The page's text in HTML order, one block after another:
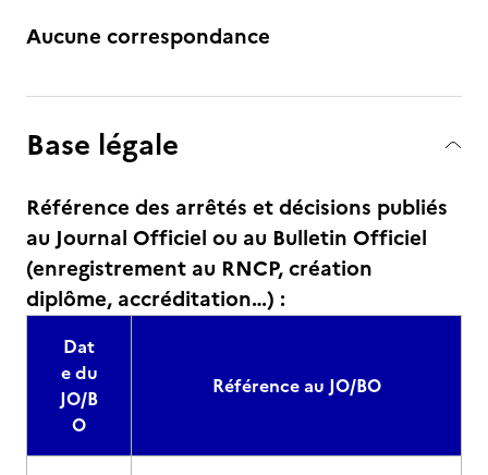
Aucune correspondance
Base légale
Référence des arrêtés et décisions publiés
au Journal Officiel ou au Bulletin Officiel
(enregistrement au RNCP, création
diplôme, accréditation…) :
Dat
e du
JO/B
O
Référence au JO/BO